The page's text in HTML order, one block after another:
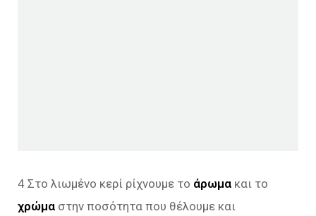
4 Στο λιωμένο κερί ρίχνουμε το άρωμα και το
χρώμα στην ποσότητα που θέλουμε και